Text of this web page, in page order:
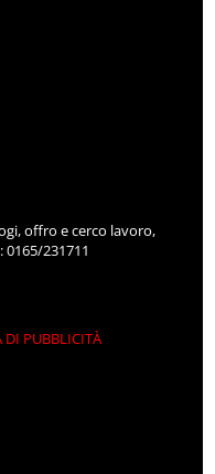
offro e cerco lavoro,
231711
DI PUBBLICITÀ